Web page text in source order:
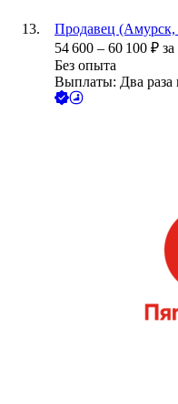
Продавец (Амурск,
54 600 – 60 100 ₽
Без опыта
Выплаты: Два раза